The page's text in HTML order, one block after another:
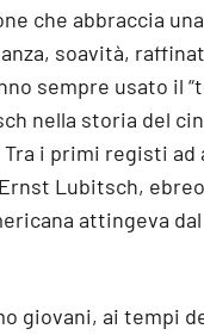
che abbraccia
soavità,
sempre usato il
nella storia del
Tra i primi registi
Lubitsch,
attingeva
giovani, ai tempi